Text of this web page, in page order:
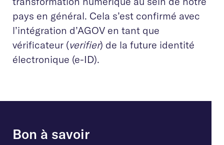
pays en général. Cela s’est confirmé avec
l’intégration d’AGOV en tant que
vérificateur (verifier) de la future identité
électronique (e-ID).
Bon à savoir